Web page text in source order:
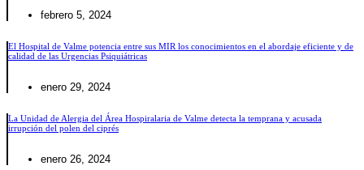
febrero 5, 2024
El Hospital de Valme potencia entre sus MIR los conocimientos en el abordaje eficiente y de
calidad de las Urgencias Psiquiátricas
enero 29, 2024
La Unidad de Alergia del Área Hospiralaria de Valme detecta la temprana y acusada
irrupción del polen del ciprés
enero 26, 2024